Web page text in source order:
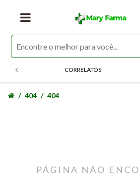
CORRELATOS
404 404
PÁGINA NÃO